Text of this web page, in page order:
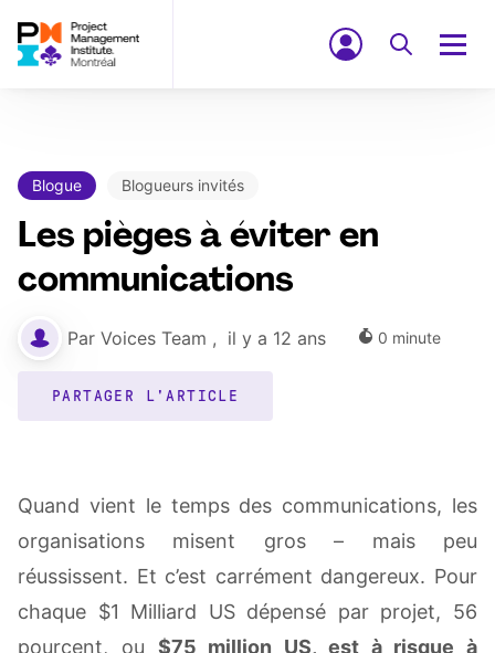
Blogue Blogueurs invités
Les pièges à éviter en
communications
Par Voices Team , il y a 12 ans 0 minute
PARTAGER L'ARTICLE
Quand vient le temps des communications, les
organisations misent gros – mais peu
réussissent. Et c’est carrément dangereux. Pour
chaque $1 Milliard US dépensé par projet, 56
pourcent, ou $75 million US, est à risque à